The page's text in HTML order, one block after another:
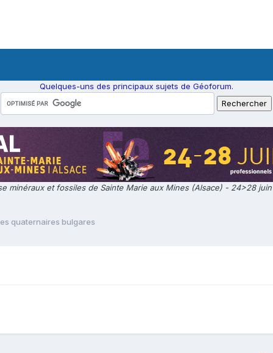
Quelques-uns des principaux sujets de Géoforum.
minéraux et fossiles de Sainte Marie aux Mines (Alsace) - 24>28
quaternaires bulgares